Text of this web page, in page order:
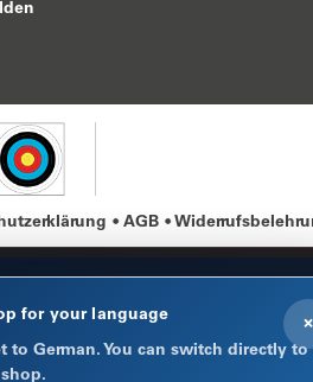
AGB
×
for your language
to German. You can switch directly to